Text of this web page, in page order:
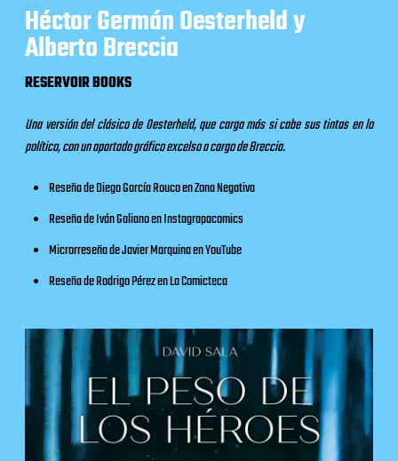
Héctor Germán Oesterheld y
Alberto Breccia
RESERVOIR BOOKS
Una versión del clásico de Oesterheld, que carga más si cabe sus tintas en lo
político, con un apartado gráfico excelso a cargo de Breccia.
Reseña de Diego García Rouco enZona Negativa
Reseña de Iván Galiano enInstagrapacomics
Microrreseña de Javier Marquina enYouTube
Reseña de Rodrigo Pérez enLa Comicteca